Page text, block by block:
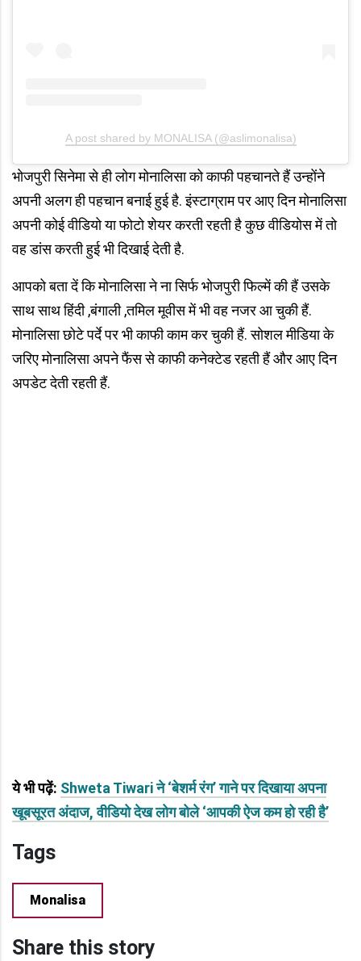
A post shared by MONALISA (@aslimonalisa)
भोजपुरी सिनेमा से ही लोग मोनालिसा को काफी पहचानते हैं उन्होंने
अपनी अलग ही पहचान बनाई हुई है. इंस्टाग्राम पर आए दिन मोनालिसा
अपनी कोई वीडियो या फोटो शेयर करती रहती है कुछ वीडियोस में तो
वह डांस करती हुई भी दिखाई देती है.
आपको बता दें कि मोनालिसा ने ना सिर्फ भोजपुरी फिल्में की हैं उसके
साथ साथ हिंदी ,बंगाली ,तमिल मूवीस में भी वह नजर आ चुकी हैं.
मोनालिसा छोटे पर्दे पर भी काफी काम कर चुकी हैं. सोशल मीडिया के
जरिए मोनालिसा अपने फैंस से काफी कनेक्टेड रहती हैं और आए दिन
अपडेट देती रहती हैं.
ये भी पढ़ें: Shweta Tiwari ने ‘बेशर्म रंग’ गाने पर दिखाया अपना
खूबसूरत अंदाज, वीडियो देख लोग बोले ‘आपकी ऐज कम हो रही है’
Tags
Monalisa
Share this story